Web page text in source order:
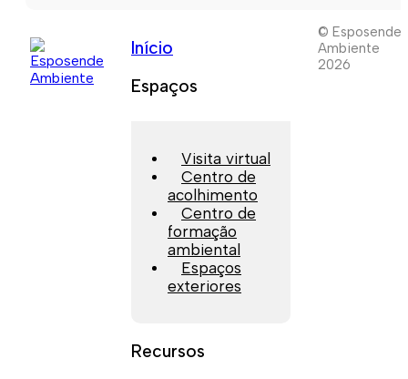
Início
Espaços
Visita virtual
Centro de
acolhimento
Centro de
formação
ambiental
Espaços
exteriores
Recursos
© Esposende
Ambiente
2026